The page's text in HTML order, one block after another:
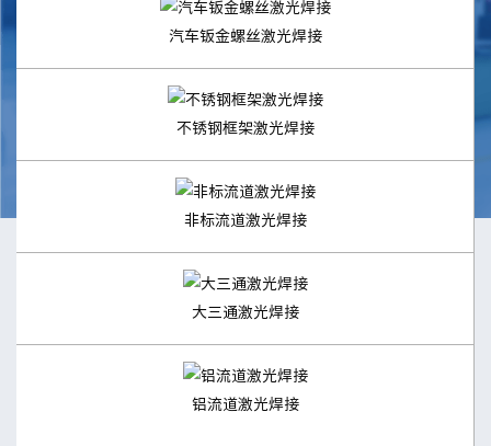
汽车钣金螺丝激光焊接
不锈钢框架激光焊接
非标流道激光焊接
大三通激光焊接
铝流道激光焊接